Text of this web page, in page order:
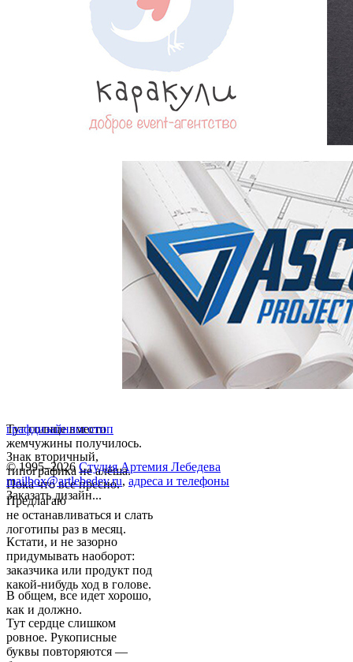
Тут солнце вместо
жемчужины получилось.
Знак вторичный,
типографика не алёша.
Пока что все пресно.
Предлагаю
не останавливаться и слать
логотипы раз в месяц.
Кстати, и не зазорно
придумывать наоборот:
заказчика или продукт под
какой-нибудь ход в голове.
В общем, все идет хорошо,
как и должно.
Тут сердце слишком
ровное. Рукописные
буквы повторяются —
графдизайнлоготип
© 1995–2026 Студия Артемия Лебедева
mailbox@artlebedev.ru, адреса и телефоны
Заказать дизайн...